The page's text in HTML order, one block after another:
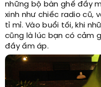
những bộ bàn ghế đầy
xinh như chiếc radio cũ,
tỉ mỉ. Vào buổi tối, khi
cũng là lúc bạn có cảm
đầy ấm áp.